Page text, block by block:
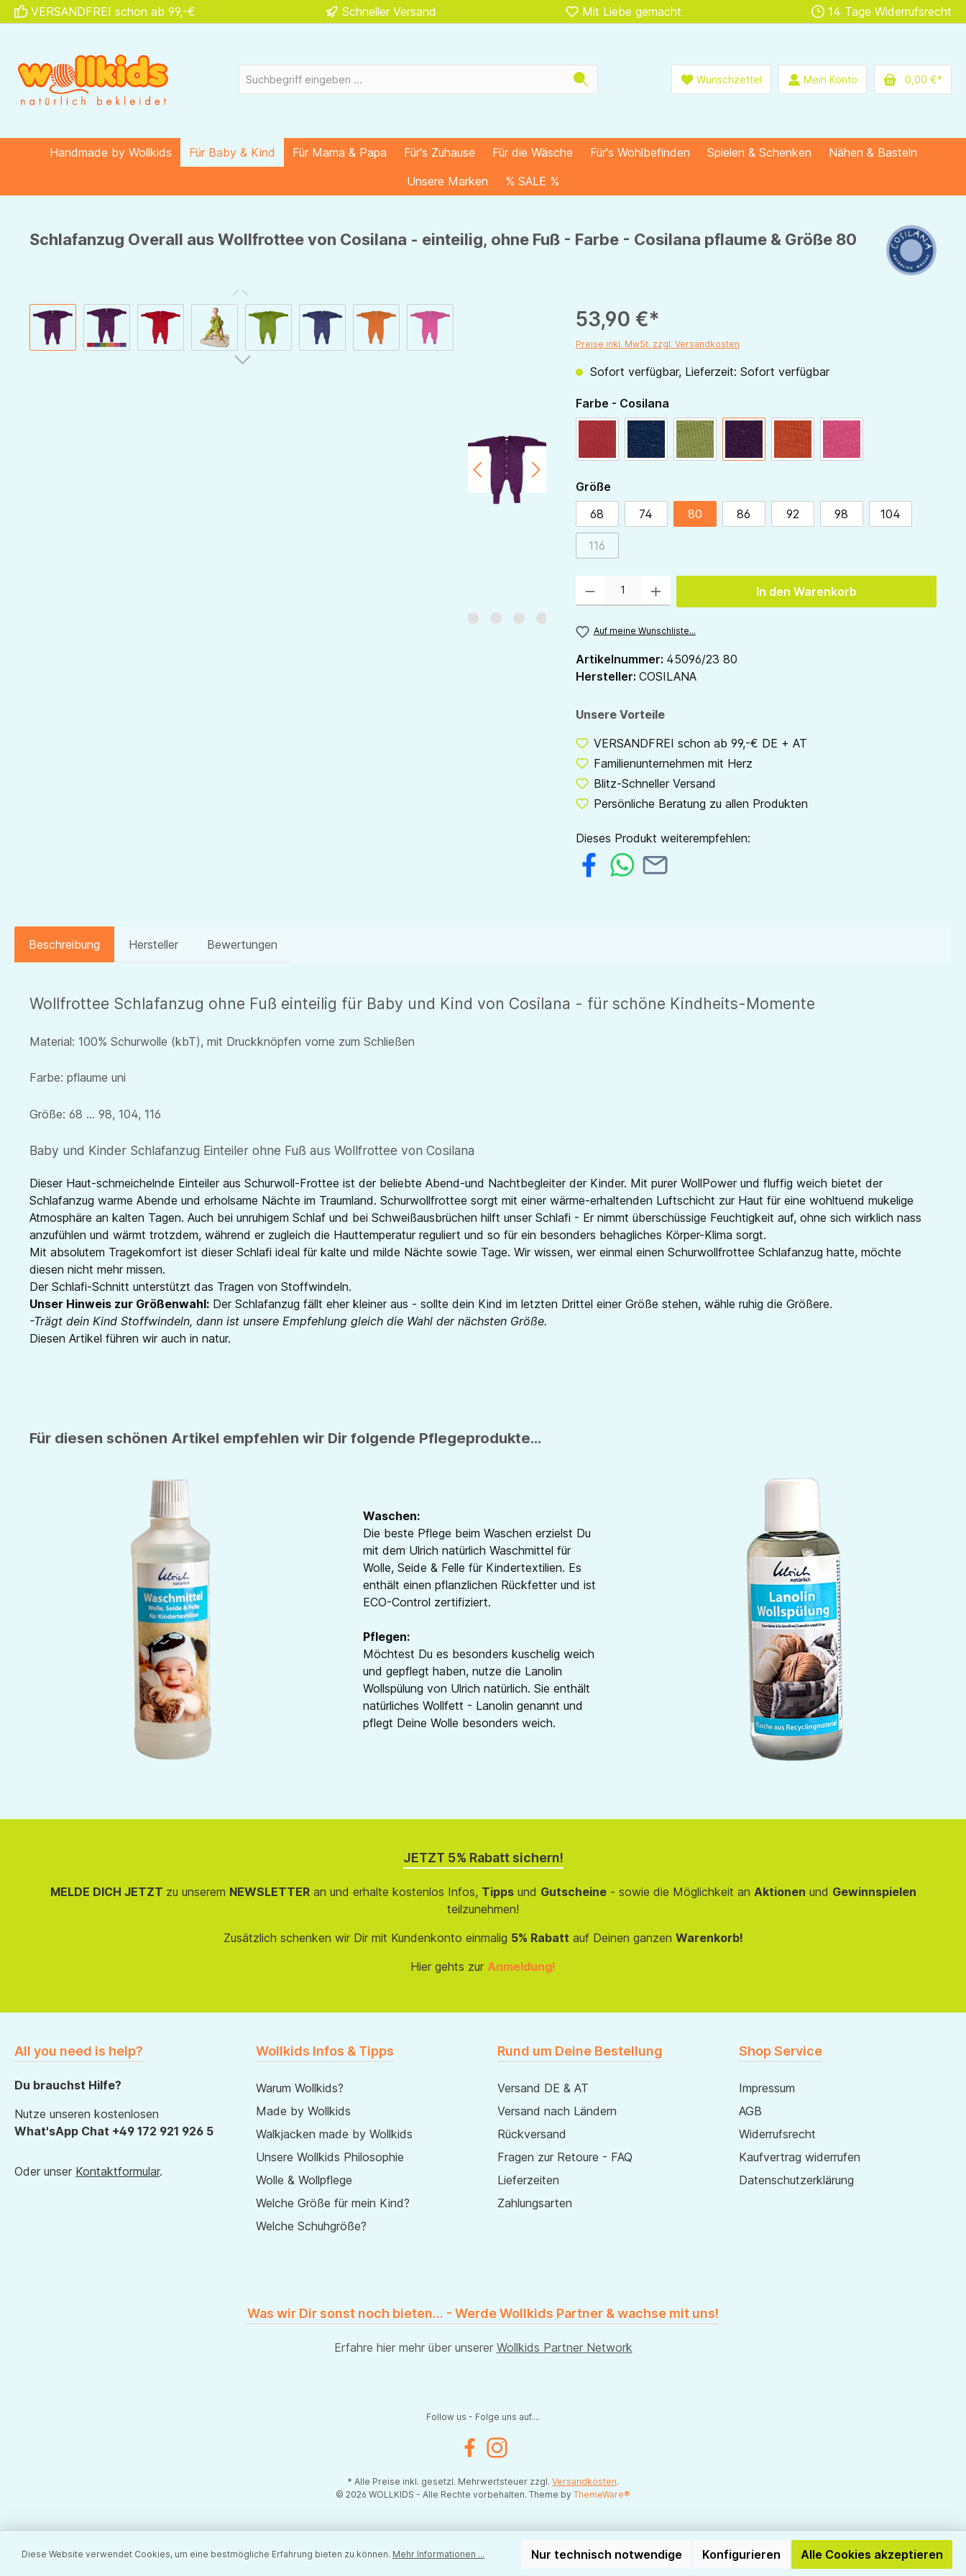
Zur Hauptnavigation springen
VERSANDFREI schon ab 99,-€ Schneller Versand Mit Liebe gemacht 14 Tage Widerrufsrecht
Wunschzettel Mein Konto 0,00 €*
Handmade by Wollkids Für Baby & Kind Für Mama & Papa Für's Zuhause Für die Wäsche Für's Wohlbefinden Spielen & Schenken
Nähen & Basteln
Unsere Marken
% SALE %
Schlafanzug Overall aus Wollfrottee von Cosilana - einteilig, ohne Fuß - Farbe - Cosilana pflaume & Größe 80
Bildergalerie überspringen 53,90 €*
Preise inkl. MwSt. zzgl. Versandkosten
Sofort verfügbar, Lieferzeit: Sofort verfügbar
Farbe - Cosilanaauswählen
marine grün pflaume orange pink
Größeauswählen
68
74 80 86 92 98 104
116(Diese Option ist zurzeit nicht verfügbar.)
In den Warenkorb
Auf meine Wunschliste...
Artikelnummer: 45096/23 80
Hersteller: COSILANA
Unsere Vorteile
VERSANDFREI schon ab 99,-€ DE + AT
Familienunternehmen mit Herz
Blitz-Schneller Versand
Persönliche Beratung zu allen Produkten
Dieses Produkt weiterempfehlen:
Beschreibung Hersteller Bewertungen
Wollfrottee Schlafanzug ohne Fuß einteilig für Baby und Kind von Cosilana - für schöne Kindheits-Momente
Material: 100% Schurwolle (kbT), mit Druckknöpfen vorne zum Schließen
Farbe: pflaume uni
Größe: 68 ... 98, 104, 116
Baby und Kinder Schlafanzug Einteiler ohne Fuß aus Wollfrottee von Cosilana
Dieser Haut-schmeichelnde Einteiler aus Schurwoll-Frottee ist der beliebte Abend-und Nachtbegleiter der Kinder. Mit purer WollPower und fluffig weich bietet der
Schlafanzug warme Abende und erholsame Nächte im Traumland. Schurwollfrottee sorgt mit einer wärme-erhaltenden Luftschicht zur Haut für eine wohltuend mukelige
Atmosphäre an kalten Tagen. Auch bei unruhigem Schlaf und bei Schweißausbrüchen hilft unser Schlafi - Er nimmt überschüssige Feuchtigkeit auf, ohne sich wirklich nass
anzufühlen und wärmt trotzdem, während er zugleich die Hauttemperatur reguliert und so für ein besonders behagliches Körper-Klima sorgt.
Mit absolutem Tragekomfort ist dieser Schlafi ideal für kalte und milde Nächte sowie Tage. Wir wissen, wer einmal einen Schurwollfrottee Schlafanzug hatte, möchte
diesen nicht mehr missen.
Der Schlafi-Schnitt unterstützt das Tragen von Stoffwindeln.
Unser Hinweis zur Größenwahl: Der Schlafanzug fällt eher kleiner aus - sollte dein Kind im letzten Drittel einer Größe stehen, wähle ruhig die Größere.
-Trägt dein Kind Stoffwindeln, dann ist unsere Empfehlung gleich die Wahl der nächsten Größe.
Diesen Artikel führen wir auch in natur.
Für diesen schönen Artikel empfehlen wir Dir folgende Pflegeprodukte...
Waschen:
Die beste Pflege beim Waschen erzielst Du
mit dem Ulrich natürlich Waschmittel für
Wolle, Seide & Felle für Kindertextilien. Es
enthält einen pflanzlichen Rückfetter und ist
ECO-Control zertifiziert.
Pflegen:
Möchtest Du es besonders kuschelig weich
und gepflegt haben, nutze die Lanolin
Wollspülung von Ulrich natürlich. Sie enthält
natürliches Wollfett - Lanolin genannt und
pflegt Deine Wolle besonders weich.
JETZT 5% Rabatt sichern!
MELDE DICH JETZT zu unserem NEWSLETTERan und erhalte kostenlos Infos, Tippsund Gutscheine- sowie die Möglichkeit an Aktionen und Gewinnspielen
teilzunehmen!
Zusätzlich schenken wir Dir mit Kundenkonto einmalig 5% Rabatt auf Deinen ganzen Warenkorb!
Hier gehts zur Anmeldung!
All you need is help?
Du brauchst Hilfe?
Nutze unseren kostenlosen
What'sApp Chat +49 172 921 926 5
Oder unser Kontaktformular.
Wollkids Infos & Tipps
Warum Wollkids?
Made by Wollkids
Walkjacken made by Wollkids
Unsere Wollkids Philosophie
Wolle & Wollpflege
Welche Größe für mein Kind?
Welche Schuhgröße?
Rund um Deine Bestellung
Versand DE & AT
Versand nach Ländern
Rückversand
Fragen zur Retoure - FAQ
Lieferzeiten
Zahlungsarten
Shop Service
Impressum
AGB
Widerrufsrecht
Kaufvertrag widerrufen
Datenschutzerklärung
Was wir Dir sonst noch bieten... - Werde Wollkids Partner & wachse mit uns!
Erfahre hier mehr über unserer Wollkids Partner Network
Follow us - Folge uns auf....
FacebookInstagram
* Alle Preise inkl. gesetzl. Mehrwertsteuer zzgl. Versandkosten.
© 2026 WOLLKIDS - Alle Rechte vorbehalten. Theme by ThemeWare®
Diese Website verwendet Cookies, um eine bestmögliche Erfahrung bieten zu können. Mehr Informationen ... Nur technisch notwendige Konfigurieren Alle Cookies akzeptieren